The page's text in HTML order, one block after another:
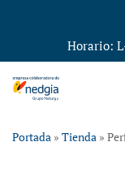
Horario:
Portada » Tienda »